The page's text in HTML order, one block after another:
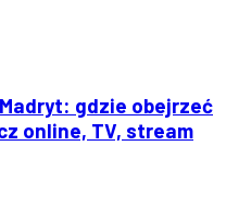
gdzie obejrzeć
online, TV, stream